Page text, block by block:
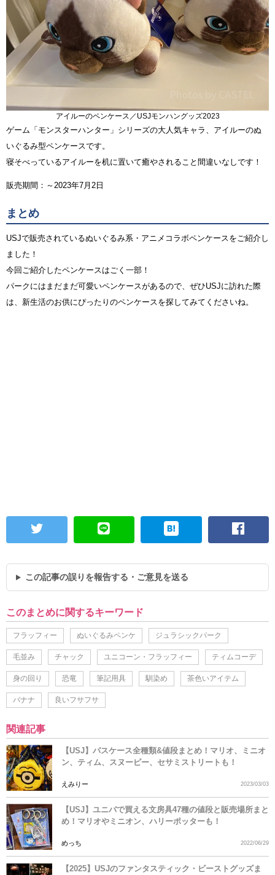
アイルーのペンケース／USJモンハングッズ2023
ゲーム「モンスターハンター」シリーズの大人気キャラ、アイルーのぬ
いぐるみ型ペンケースです。
寝そべっているアイルーを机に置いて癒やされること間違いなしです！
販売期間：～2023年7月2日
まとめ
USJで販売されているぬいぐるみ系・アニメコラボペンケースをご紹介し
ました！
今回ご紹介したペンケースはごく一部！
パークにはまだまだ可愛いペンケースがあるので、ぜひUSJに訪れた際
は、新生活のお供にぴったりのペンケースを探してみてくださいね。
この記事の誤りを報告する・ご意見を送る
このまとめに関するキーワード
フラッフィー ぬいぐるみペンケ ジュラシックパーク
毛並み チャック ユニコーン・フラッフィー ティムコーデ
身の回り 恐竜 筆記用具 馴染め 茶色いアイテム
バナナ 良いフサフサ
関連記事
【USJ】パスケース全種類&値段まとめ！マリオ、ミニオ
ン、ティム、スヌーピー、セサミストリートも！
えみりー 2023/03/03
【USJ】ユニバで買える文房具47種の値段と販売場所まと
め！マリオやミニオン、ハリーポッターも！
めっち 2022/06/29
【2025】USJのファンタスティック・ビーストグッズま